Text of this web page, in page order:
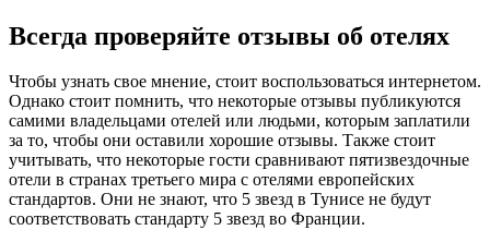
Всегда проверяйте отзывы об отелях
Чтобы узнать свое мнение, стоит воспользоваться интернетом.
Однако стоит помнить, что некоторые отзывы публикуются
самими владельцами отелей или людьми, которым заплатили
за то, чтобы они оставили хорошие отзывы. Также стоит
учитывать, что некоторые гости сравнивают пятизвездочные
отели в странах третьего мира с отелями европейских
стандартов. Они не знают, что 5 звезд в Тунисе не будут
соответствовать стандарту 5 звезд во Франции.